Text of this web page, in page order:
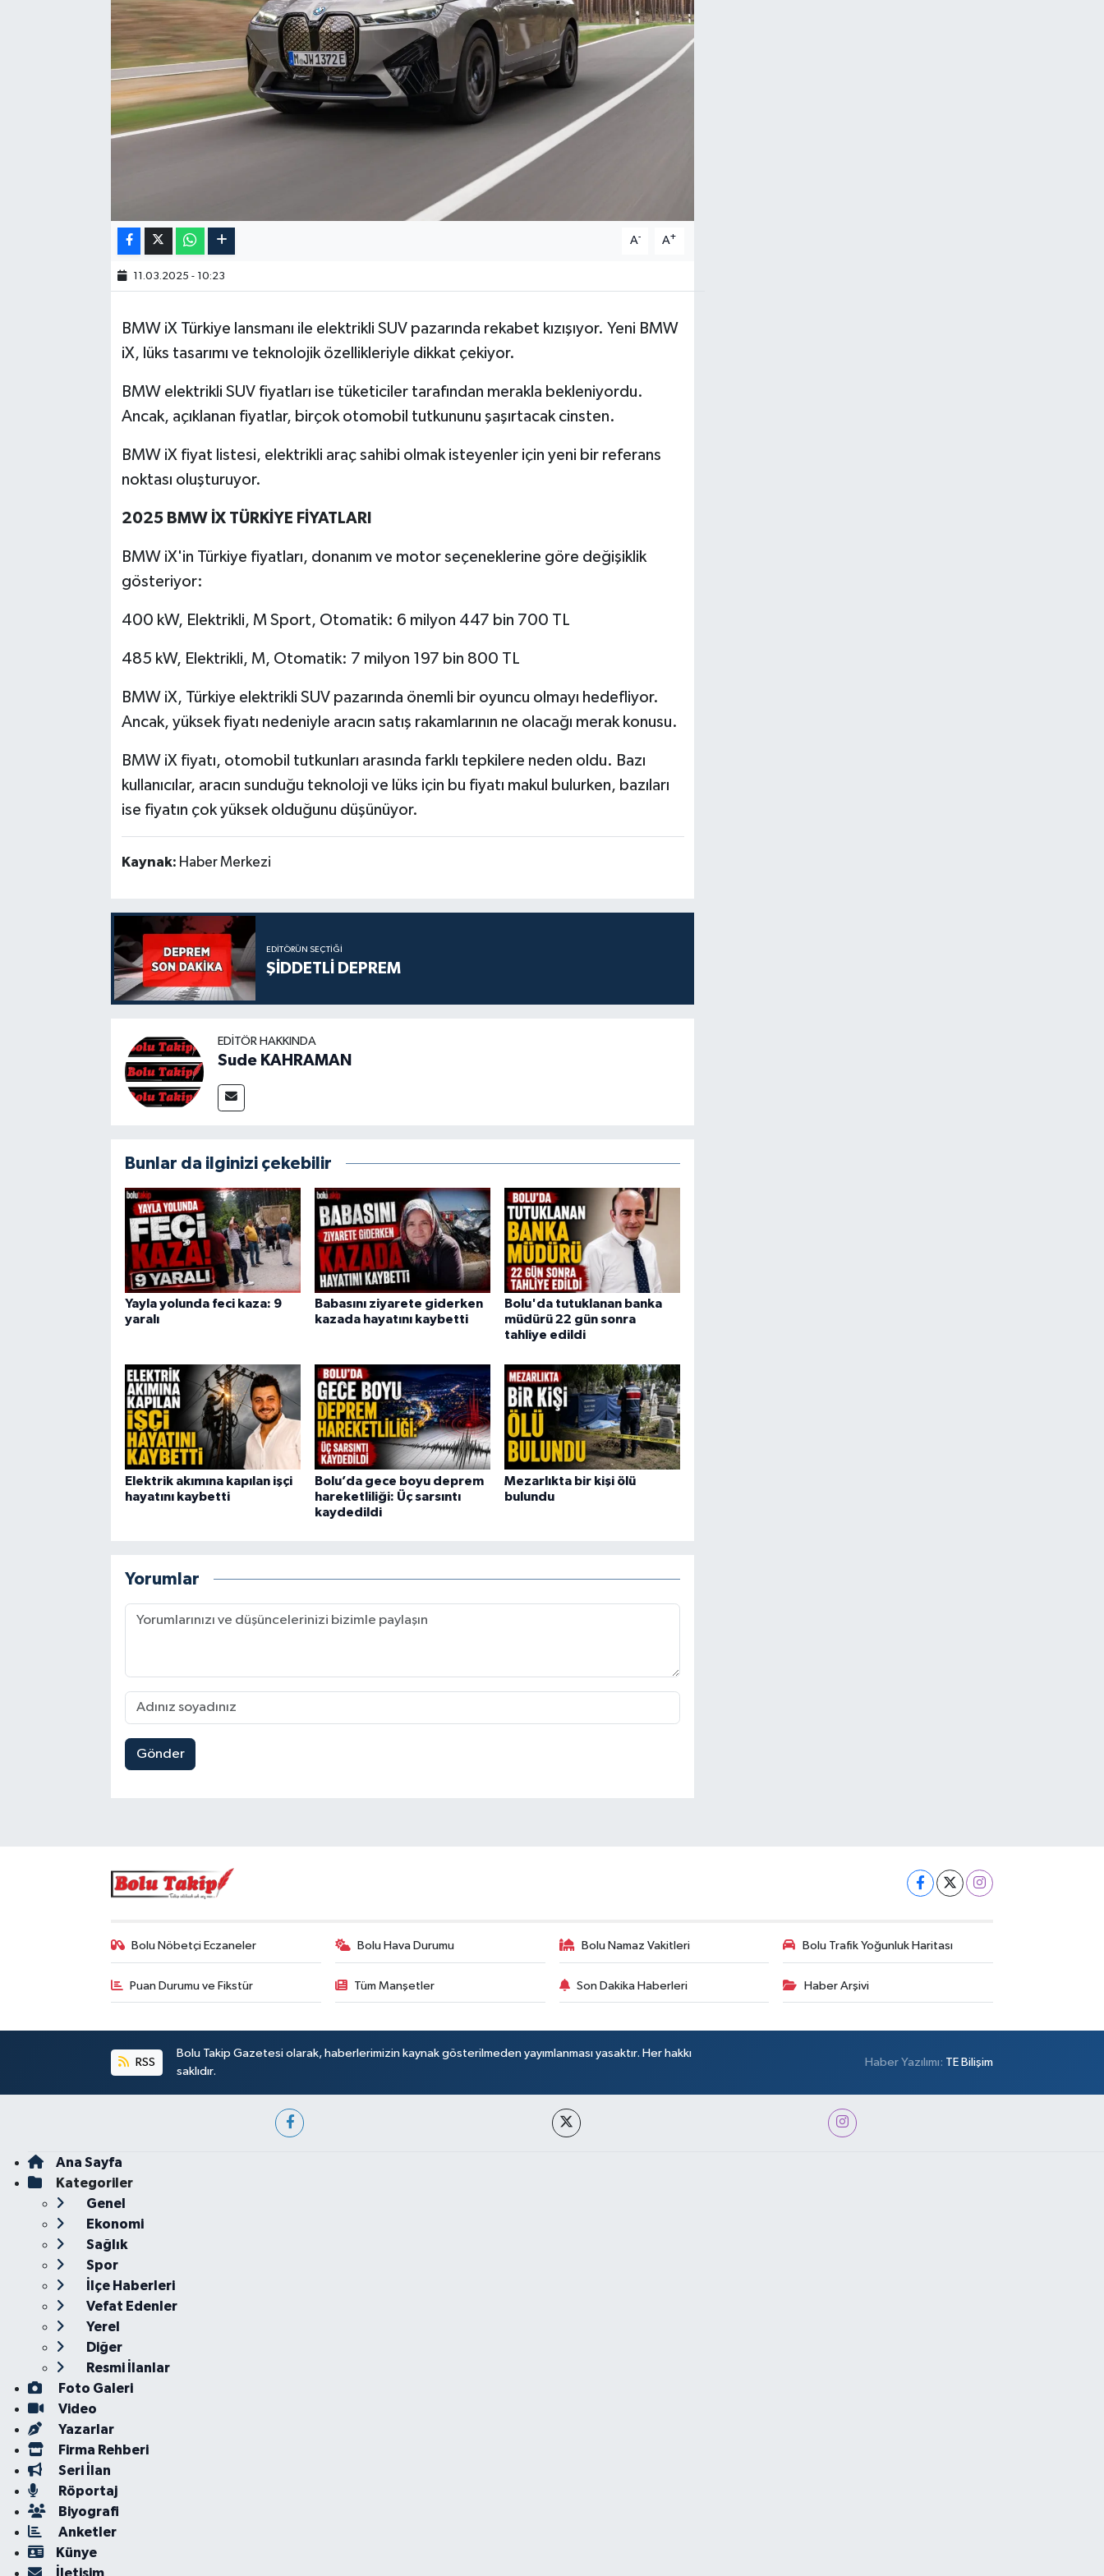
A- A+
11.03.2025 - 10:23
BMW iX Türkiye lansmanı ile elektrikli SUV pazarında rekabet kızışıyor. Yeni BMW
iX, lüks tasarımı ve teknolojik özellikleriyle dikkat çekiyor.
BMW elektrikli SUV fiyatları ise tüketiciler tarafından merakla bekleniyordu.
Ancak, açıklanan fiyatlar, birçok otomobil tutkununu şaşırtacak cinsten.
BMW iX fiyat listesi, elektrikli araç sahibi olmak isteyenler için yeni bir referans
noktası oluşturuyor.
2025 BMW İX TÜRKİYE FİYATLARI
BMW iX'in Türkiye fiyatları, donanım ve motor seçeneklerine göre değişiklik
gösteriyor:
400 kW, Elektrikli, M Sport, Otomatik: 6 milyon 447 bin 700 TL
485 kW, Elektrikli, M, Otomatik: 7 milyon 197 bin 800 TL
BMW iX, Türkiye elektrikli SUV pazarında önemli bir oyuncu olmayı hedefliyor.
Ancak, yüksek fiyatı nedeniyle aracın satış rakamlarının ne olacağı merak konusu.
BMW iX fiyatı, otomobil tutkunları arasında farklı tepkilere neden oldu. Bazı
kullanıcılar, aracın sunduğu teknoloji ve lüks için bu fiyatı makul bulurken, bazıları
ise fiyatın çok yüksek olduğunu düşünüyor.
Kaynak: Haber Merkezi
EDITÖRÜN SEÇTIĞI
ŞİDDETLİ DEPREM
EDITÖR HAKKINDA
Sude KAHRAMAN
Bunlar da ilginizi çekebilir
Yayla yolunda feci kaza: 9
yaralı
Babasını ziyarete giderken
kazada hayatını kaybetti
Bolu'da tutuklanan banka
müdürü 22 gün sonra
tahliye edildi
Elektrik akımına kapılan işçi
hayatını kaybetti
Bolu’da gece boyu deprem
hareketliliği: Üç sarsıntı
kaydedildi
Mezarlıkta bir kişi ölü
bulundu
Yorumlar
Gönder
Bolu Nöbetçi Eczaneler Bolu Hava Durumu Bolu Namaz Vakitleri Bolu Trafik Yoğunluk Haritası
Puan Durumu ve Fikstür Tüm Manşetler Son Dakika Haberleri Haber Arşivi
RSS
Bolu Takip Gazetesi olarak, haberlerimizin kaynak gösterilmeden yayımlanması yasaktır. Her hakkı
saklıdır.
Haber Yazılımı: TE Bilişim
Ana Sayfa
Kategoriler
Genel
Ekonomi
Sağlık
Spor
İlçe Haberleri
Vefat Edenler
Yerel
Diğer
Resmi İlanlar
Foto Galeri
Video
Yazarlar
Firma Rehberi
Seri İlan
Röportaj
Biyografi
Anketler
Künye
İletişim